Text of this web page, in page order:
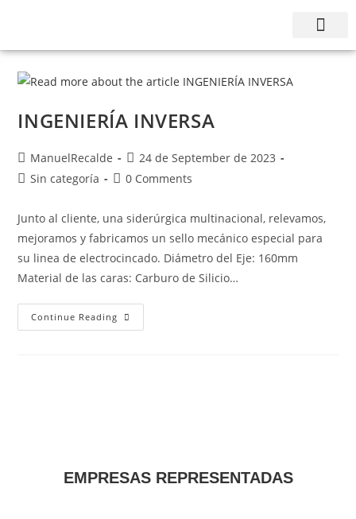
INGENIERÍA INVERSA
ManuelRecalde
24 de September de 2023
Sin categoría
0 Comments
Junto al cliente, una siderúrgica multinacional, relevamos,
mejoramos y fabricamos un sello mecánico especial para
su linea de electrocincado. Diámetro del Eje: 160mm
Material de las caras: Carburo de Silicio…
Continue Reading
EMPRESAS REPRESENTADAS